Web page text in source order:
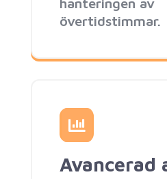
övertidstimmar.
Avancerad